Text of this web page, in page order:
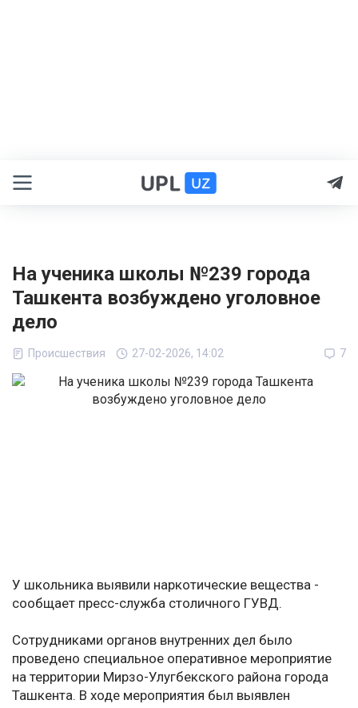
На ученика школы №239 города
Ташкента возбуждено уголовное
дело
Происшествия 27-02-2026, 14:02 7
У школьника выявили наркотические вещества -
сообщает пресс-служба столичного ГУВД.
Сотрудниками органов внутренних дел было
проведено специальное оперативное мероприятие
на территории Мирзо-Улугбекского района города
Ташкента. В ходе мероприятия был выявлен